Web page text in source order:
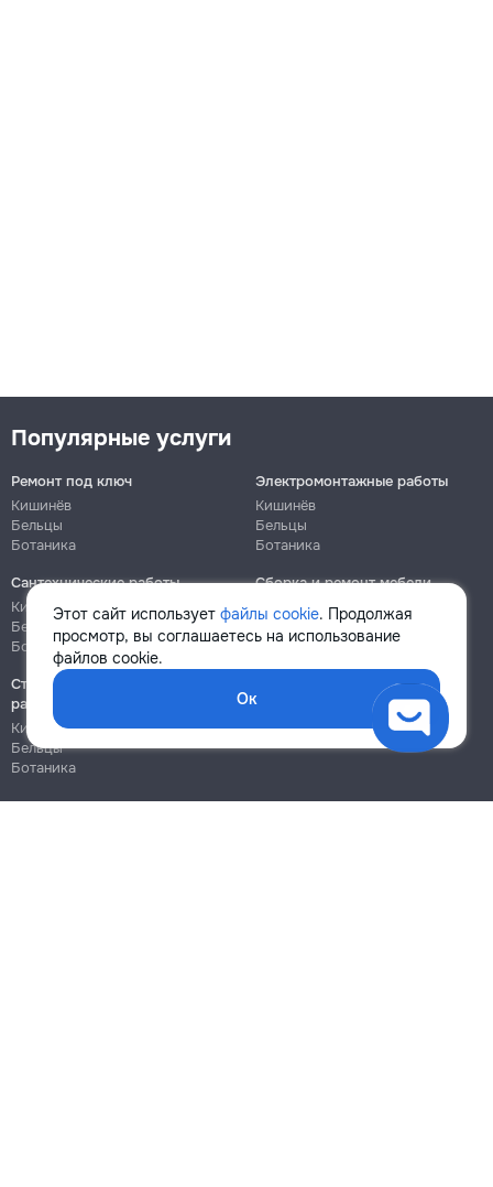
Этот сайт использует файлы cookie. Продолжая
просмотр, вы соглашаетесь на использование
файлов cookie.
Ок
Популярные услуги
Ремонт под ключ
Кишинёв
Бельцы
Ботаника
Электромонтажные работы
Кишинёв
Бельцы
Ботаника
Сантехнические работы
Кишинёв
Бельцы
Ботаника
Сборка и ремонт мебели
Кишинёв
Ботаника
Строительно-монтажные
работы
Кишинёв
Бельцы
Ботаника